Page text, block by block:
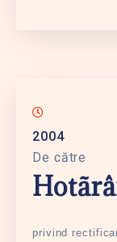
2004
De către
privind